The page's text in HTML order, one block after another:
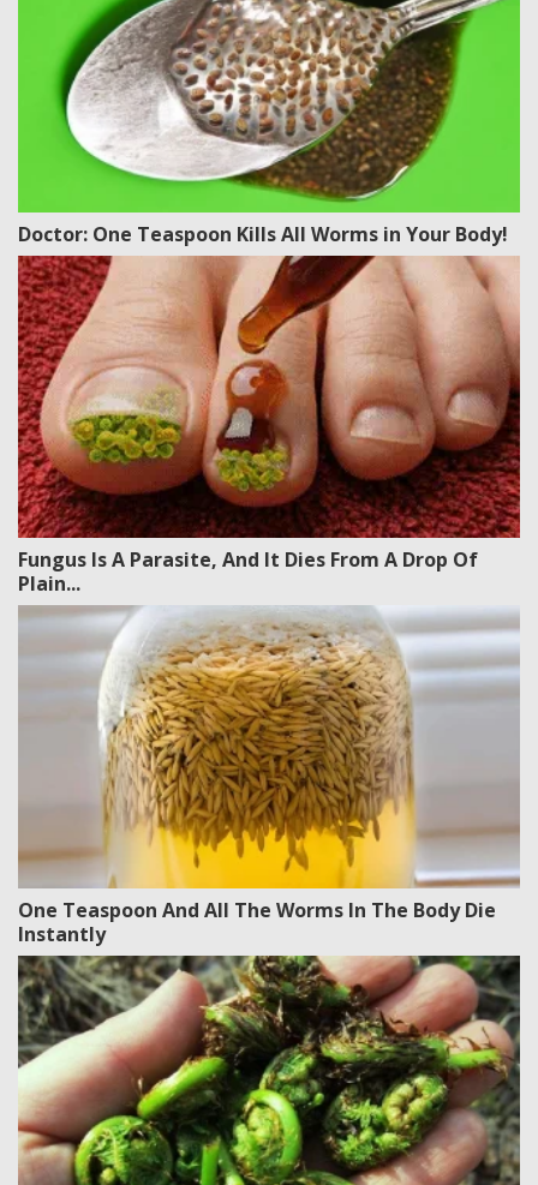
Doctor: One Teaspoon Kills All Worms in Your Body!
Fungus Is A Parasite, And It Dies From A Drop Of
Plain...
One Teaspoon And All The Worms In The Body Die
Instantly